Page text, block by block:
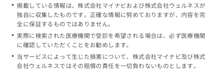
掲載している情報は、株式会社マイナビおよび株式会社ウェルネスが
独自に収集したものです。正確な情報に努めておりますが、内容を完
全に保証するものではありません。
実際に検索された医療機関で受診を希望される場合は、必ず医療機関
に確認していただくことをお勧めします。
当サービスによって生じた損害について、株式会社マイナビ及び株式
会社ウェルネスではその賠償の責任を一切負わないものとします。